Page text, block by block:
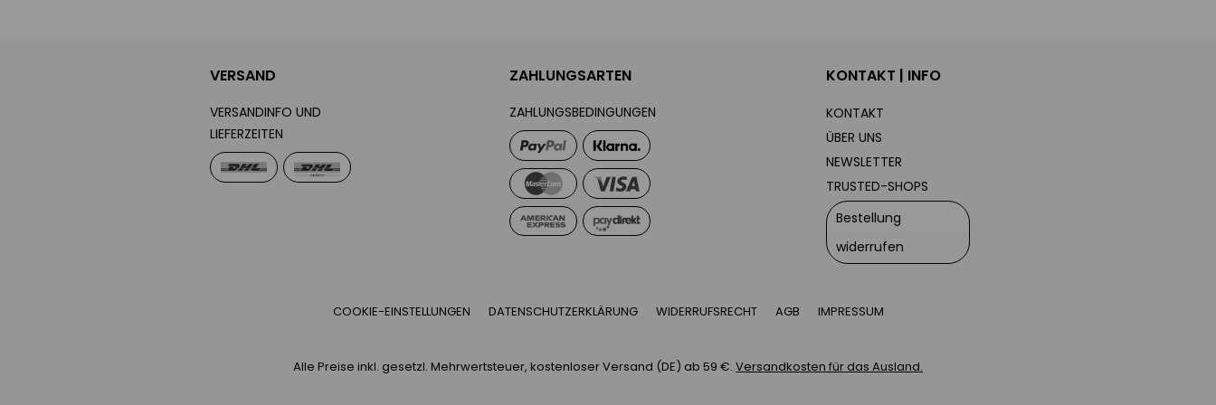
VERSAND
VERSANDINFO UND
LIEFERZEITEN
ZAHLUNGSARTEN
ZAHLUNGSBEDINGUNGEN
KONTAKT | INFO
KONTAKT
ÜBER UNS
NEWSLETTER
TRUSTED-SHOPS
Bestellung
widerrufen
COOKIE-EINSTELLUNGEN DATENSCHUTZERKLÄRUNG WIDERRUFSRECHT AGB IMPRESSUM
Alle Preise inkl. gesetzl. Mehrwertsteuer, kostenloser Versand (DE) ab 59 €. Versandkosten für das Ausland.